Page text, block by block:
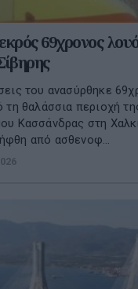
69χρονος
του ανασύρθηκε
τη θαλάσσια περιοχή
Κασσάνδρας στη
από ασθενοφ...